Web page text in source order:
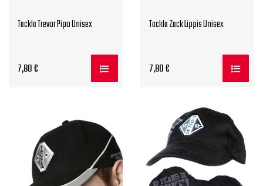
Tackla Trevor Pipo Unisex
7,80€
Tackla Zack Lippis Unisex
7,80€